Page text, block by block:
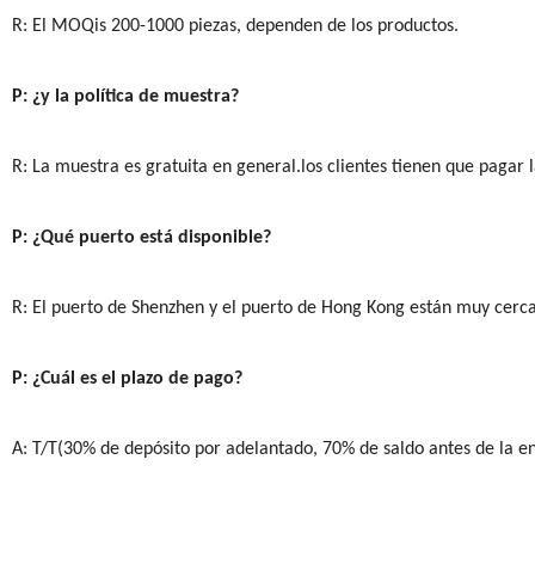
R: El MOQis 200-1000 piezas, dependen de los productos.
P: ¿y la política de muestra?
R: La muestra es gratuita en general.los clientes tienen que pagar
P: ¿Qué puerto está disponible?
R: El puerto de Shenzhen y el puerto de Hong Kong están muy
P: ¿Cuál es el plazo de pago?
A: T/T(30% de depósito por adelantado, 70% de saldo antes de la